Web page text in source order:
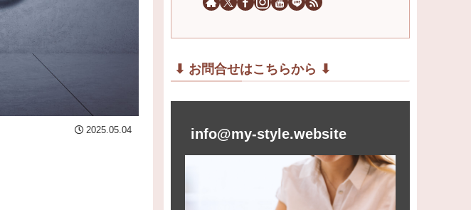
2025.05.04
⬇︎ お問合せはこちらから ⬇︎
info@my-style.website